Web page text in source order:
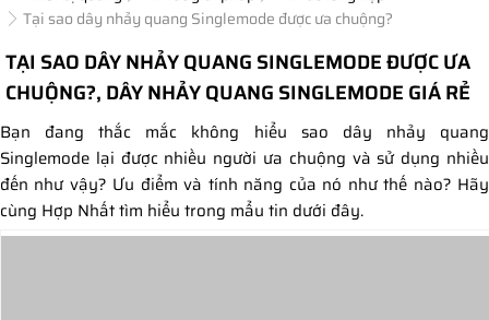
Tại sao dây nhảy quang Singlemode được ưa chuộng?
TẠI SAO DÂY NHẢY QUANG SINGLEMODE ĐƯỢC ƯA
CHUỘNG?, DÂY NHẢY QUANG SINGLEMODE GIÁ RẺ
Bạn đang thắc mắc không hiểu sao dây nhảy quang
Singlemode lại được nhiều người ưa chuộng và sử dụng nhiều
đến như vậy? Ưu điểm và tính năng của nó như thế nào? Hãy
cùng Hợp Nhất tìm hiểu trong mẩu tin dưới đây.